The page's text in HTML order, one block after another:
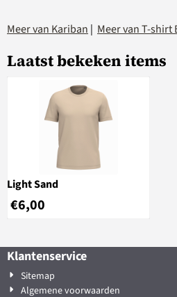
Meer van Kariban | Meer van T-shirt
Laatst bekeken items
Light Sand
€6,00
Klantenservice
Sitemap
Algemene voorwaarden